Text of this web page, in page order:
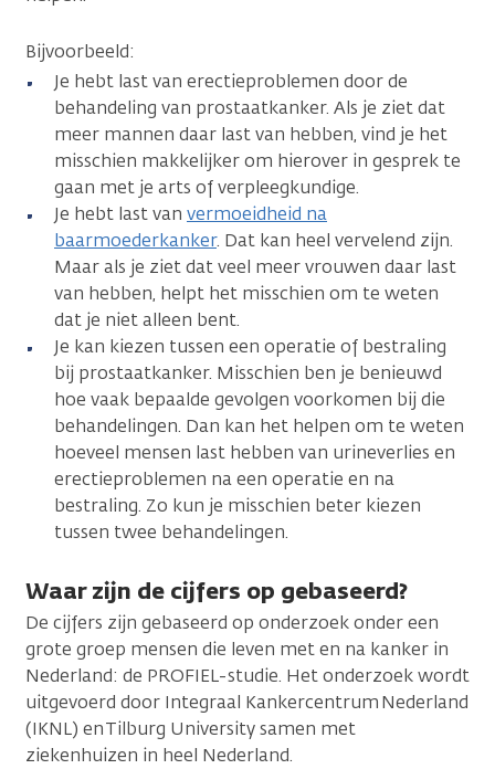
Bijvoorbeeld:
Je hebt last van erectieproblemen door de
behandeling van prostaatkanker. Als je ziet dat
meer mannen daar last van hebben, vind je het
misschien makkelijker om hierover in gesprek te
gaan met je arts of verpleegkundige.
Je hebt last van vermoeidheid na
baarmoederkanker. Dat kan heel vervelend zijn.
Maar als je ziet dat veel meer vrouwen daar last
van hebben, helpt het misschien om te weten
dat je niet alleen bent.
Je kan kiezen tussen een operatie of bestraling
bij prostaatkanker. Misschien ben je benieuwd
hoe vaak bepaalde gevolgen voorkomen bij die
behandelingen. Dan kan het helpen om te weten
hoeveel mensen last hebben van urineverlies en
erectieproblemen na een operatie en na
bestraling. Zo kun je misschien beter kiezen
tussen twee behandelingen.
Waar zijn de cijfers op gebaseerd?
De cijfers zijn gebaseerd op onderzoek onder een
grote groep mensen die leven met en na kanker in
Nederland: de PROFIEL-studie. Het onderzoek wordt
uitgevoerd door Integraal Kankercentrum Nederland
(IKNL) en Tilburg University samen met
ziekenhuizen in heel Nederland.